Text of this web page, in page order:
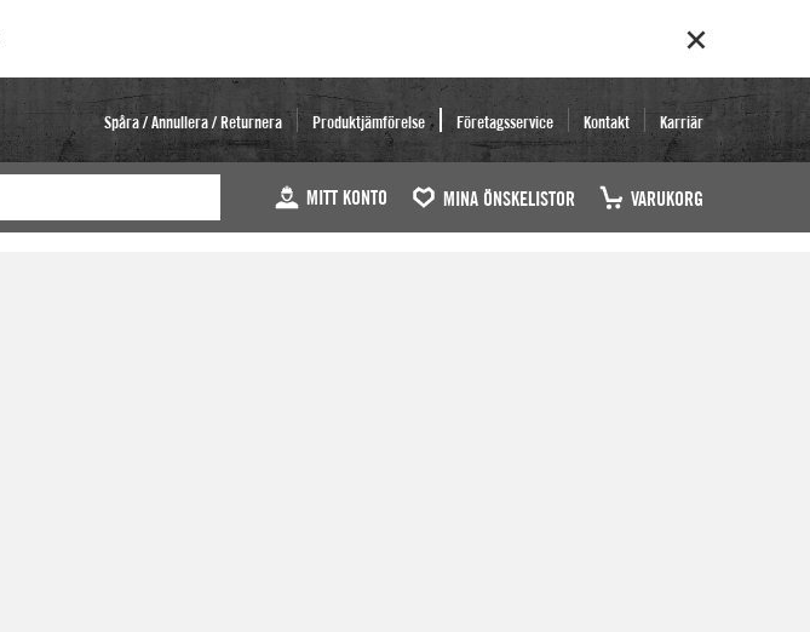
Spåra / Annullera / Returnera Produktjämförelse Företagsservice Kontakt Karriär
MITT KONTO MINA ÖNSKELISTOR VARUKORG